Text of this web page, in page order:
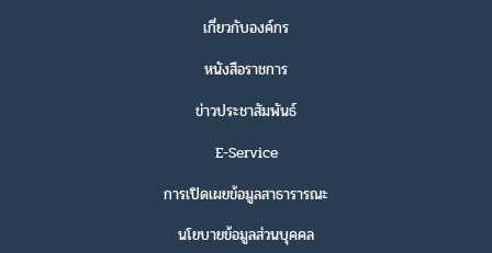
เกี่ยวกับองค์กร
หนังสือราชการ
ข่าวประชาสัมพันธ์
E-Service
การเปิดเผยข้อมูลสาธารารณะ
นโยบายข้อมูลส่วนบุคคล